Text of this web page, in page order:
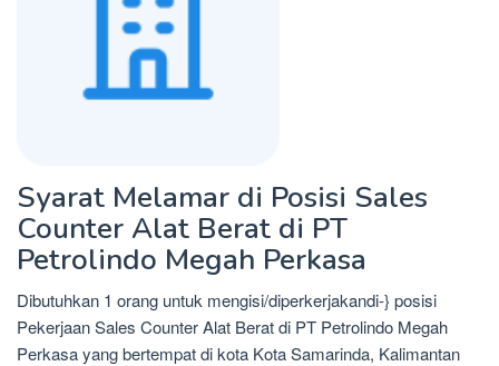
Syarat Melamar di Posisi Sales
Counter Alat Berat di PT
Petrolindo Megah Perkasa
Dibutuhkan 1 orang untuk mengisi/diperkerjakandi-} posisi
Pekerjaan Sales Counter Alat Berat di PT Petrolindo Megah
Perkasa yang bertempat di kota Kota Samarinda, Kalimantan